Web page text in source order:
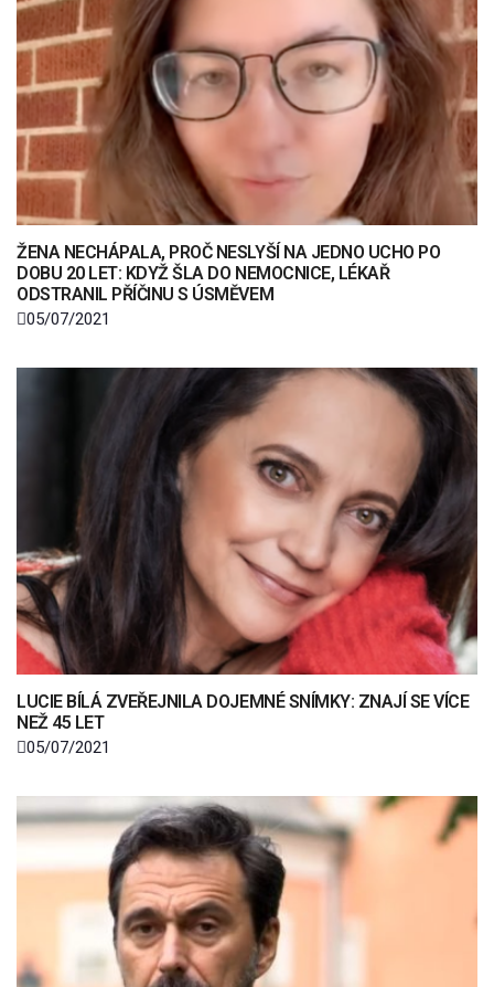
ŽENA NECHÁPALA, PROČ NESLYŠÍ NA JEDNO UCHO PO
DOBU 20 LET: KDYŽ ŠLA DO NEMOCNICE, LÉKAŘ
ODSTRANIL PŘÍČINU S ÚSMĚVEM
05/07/2021
LUCIE BÍLÁ ZVEŘEJNILA DOJEMNÉ SNÍMKY: ZNAJÍ SE VÍCE
NEŽ 45 LET
05/07/2021